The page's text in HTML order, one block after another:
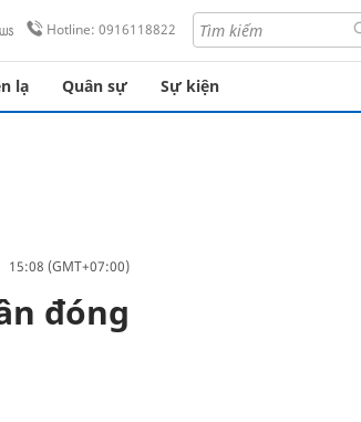
Hotline: 0916118822
lạ Quân sự Sự kiện
(GMT+07:00)
đóng